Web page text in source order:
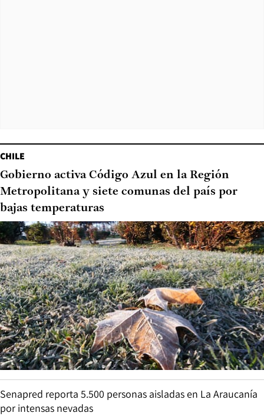
CHILE
Gobierno activa Código Azul en la Región
Metropolitana y siete comunas del país por
bajas temperaturas
Senapred reporta 5.500 personas aisladas en La Araucanía
por intensas nevadas